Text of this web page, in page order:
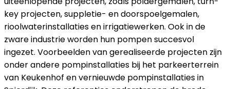
key projecten, suppletie- en doorspoelgemalen,
rioolwaterinstallaties en irrigatiewerken. Ook in de
zware industrie worden hun pompen succesvol
ingezet. Voorbeelden van gerealiseerde projecten zijn
onder andere pompinstallaties bij het parkeerterrein
van Keukenhof en vernieuwde pompinstallaties in